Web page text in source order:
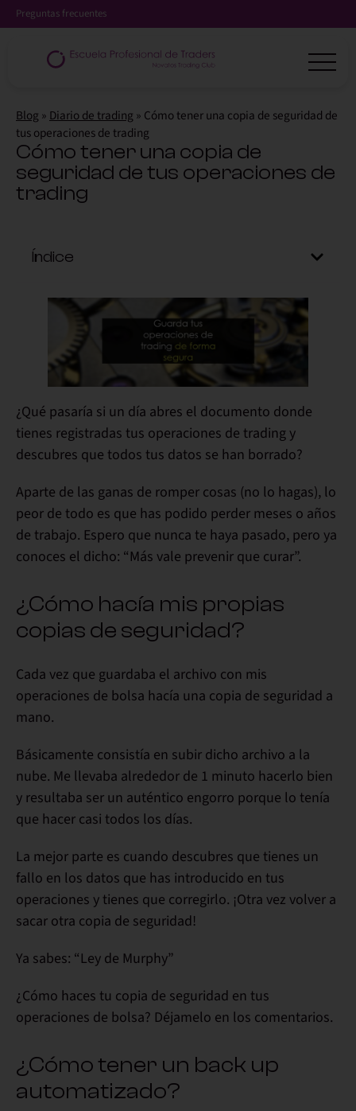
Preguntas frecuentes
Blog » Diario de trading » Cómo tener una copia de seguridad de
tus operaciones de trading
Cómo tener una copia de
seguridad de tus operaciones de
trading
Índice
¿Qué pasaría si un día abres el documento donde
tienes registradas tus operaciones de trading y
descubres que todos tus datos se han borrado?
Aparte de las ganas de romper cosas (no lo hagas), lo
peor de todo es que has podido perder meses o años
de trabajo. Espero que nunca te haya pasado, pero ya
conoces el dicho: “Más vale prevenir que curar”.
¿Cómo hacía mis propias
copias de seguridad?
Cada vez que guardaba el archivo con mis
operaciones de bolsa hacía una copia de seguridad a
mano.
Básicamente consistía en subir dicho archivo a la
nube. Me llevaba alrededor de 1 minuto hacerlo bien
y resultaba ser un auténtico engorro porque lo tenía
que hacer casi todos los días.
La mejor parte es cuando descubres que tienes un
fallo en los datos que has introducido en tus
operaciones y tienes que corregirlo. ¡Otra vez volver a
sacar otra copia de seguridad!
Ya sabes: “Ley de Murphy”
¿Cómo haces tu copia de seguridad en tus
operaciones de bolsa? Déjamelo en los comentarios.
¿Cómo tener un back up
automatizado?